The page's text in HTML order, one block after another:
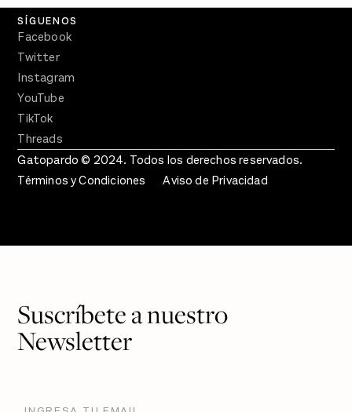
SÍGUENOS
Facebook
Twitter
Instagram
YouTube
TikTok
Threads
Gatopardo © 2024. Todos los derechos reservados.
Términos y Condiciones
Aviso de Privacidad
Suscríbete a nuestro
Newsletter